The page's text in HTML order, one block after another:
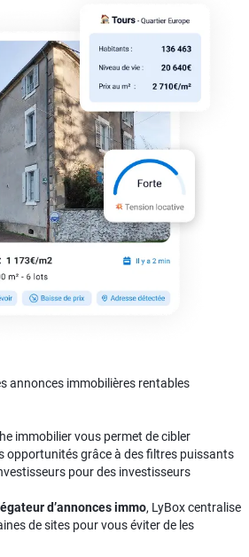
annonces immobilières rentables
immobilier vous permet de cibler
opportunités grâce à des filtres puissants
pour des investisseurs
d’annonces immo, LyBox centralise
de sites pour vous éviter de les